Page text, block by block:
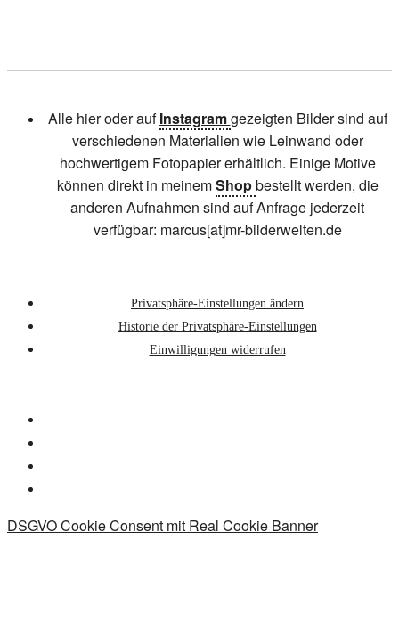
Alle hier oder aufInstagramgezeigten Bilder sind auf
verschiedenen Materialien wie Leinwand oder
hochwertigem Fotopapier erhältlich. Einige Motive
können direkt in meinemShopbestellt werden, die
anderen Aufnahmen sind auf Anfrage jederzeit
verfügbar: marcus[at]mr-bilderwelten.de
Privatsphäre-Einstellungen ändern
Historie der Privatsphäre-Einstellungen
Einwilligungen widerrufen
DSGVO Cookie Consent mit Real Cookie Banner